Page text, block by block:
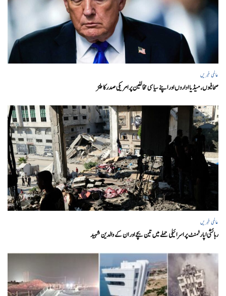
عالمی خبریں
صحافیوں، میڈیا اداروں اور اپنے سیاسی مخالفین پر امریکی صدرکا طنز
عالمی خبریں
رہائشی اپارٹمنٹ پر اسرائیلی حملے میں تین بچے اور ان کے والدین شہید